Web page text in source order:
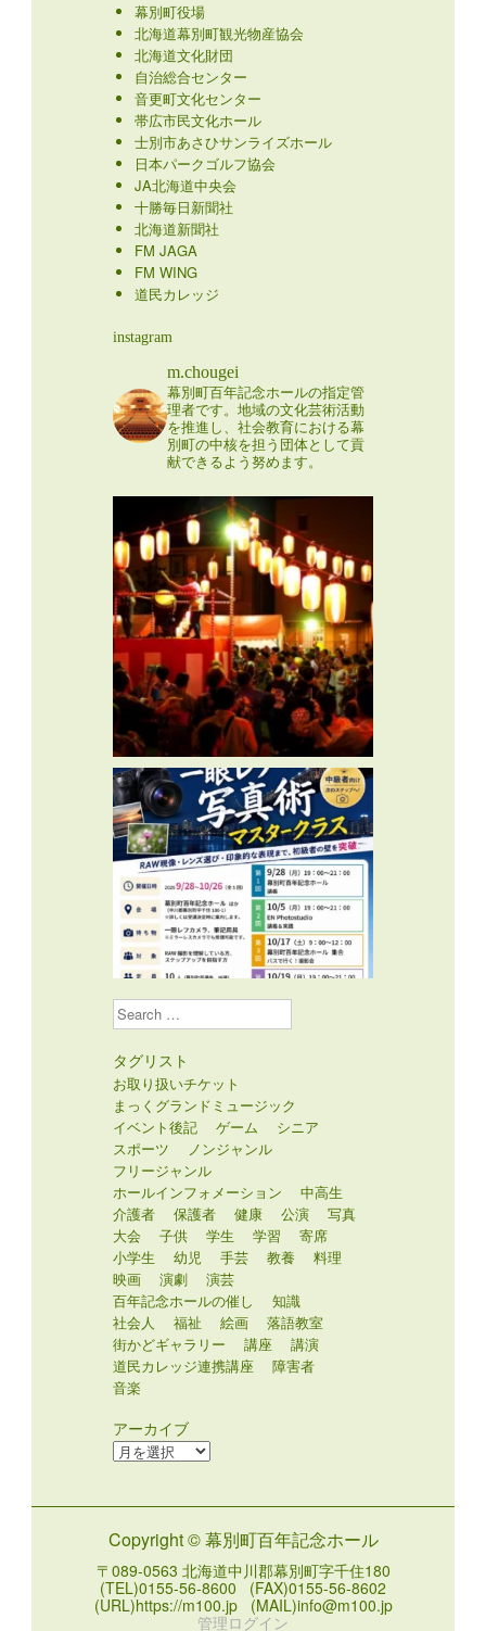
幕別町役場
北海道幕別町観光物産協会
北海道文化財団
自治総合センター
音更町文化センター
帯広市民文化ホール
士別市あさひサンライズホール
日本パークゴルフ協会
JA北海道中央会
十勝毎日新聞社
北海道新聞社
FM JAGA
FM WING
道民カレッジ
instagram
m.chougei
幕別町百年記念ホールの指定管
理者です。地域の文化芸術活動
を推進し、社会教育における幕
別町の中核を担う団体として貢
献できるよう努めます。
Search
タグリスト
お取り扱いチケット
まっくグランドミュージック
イベント後記
ゲーム
シニア
スポーツ
ノンジャンル
フリージャンル
ホールインフォメーション
中高生
介護者
保護者 健康 公演
写真
大会
子供 学生 学習
寄席
小学生
幼児 手芸 教養
料理
映画
演劇
演芸
百年記念ホールの催し
知識
社会人
福祉 絵画
落語教室
街かどギャラリー
講座
講演
道民カレッジ連携講座
障害者
音楽
アーカイブ
ア
ブ
Copyright © 幕別町百年記念ホール
〒089-0563 北海道中川郡幕別町字千住180
(TEL)0155-56-8600 (FAX)0155-56-8602
(URL)https://m100.jp (MAIL)info@m100.jp
管理ログイン